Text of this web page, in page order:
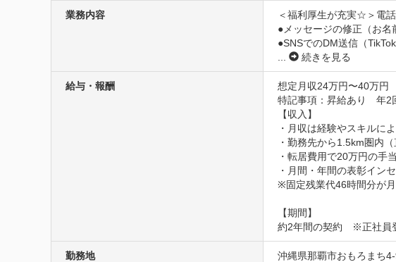
業務内容
＜福利厚生が充実☆＞電
●メッセージの修正（お名
●SNSでのDM送信（TikTok
続きを見る
給与・報酬
想定月収24万円〜40万円
特記事項：昇給あり　年2
【収入】
・月収は経験やスキルに
・勤務先から1.5km圏内
・転居費用で20万円の手
・月間・年間の表彰イン
※固定残業代46時間分が
【期間】
約2年間の契約　※正社員
勤務地
沖縄県那覇市おもろまち